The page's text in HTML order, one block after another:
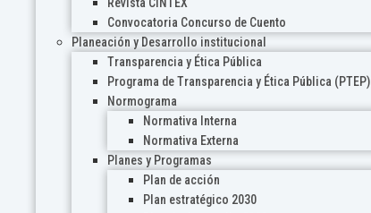
Convocatoria Concurso de Cuento
Planeación y Desarrollo institucional
Transparencia y Ética Pública
Programa de Transparencia y Ética Pública (PTEP)
Normograma
Normativa Interna
Normativa Externa
Planes y Programas
Plan de acción
Plan estratégico 2030